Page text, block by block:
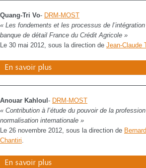
Quang-Tri Vo- DRM-MOST
« Les fondements et les processus de
banque de détail France du Crédit Agricole »
Le 30 mai 2012, sous la direction de Jean-Claude
En savoir plus
Anouar Kahloul - DRM-MOST
« Contribution à l’étude du pouvoir de la
normalisation internationale »
Le 26 novembre 2012, sous la direction de
Chantiri.
En savoir plus